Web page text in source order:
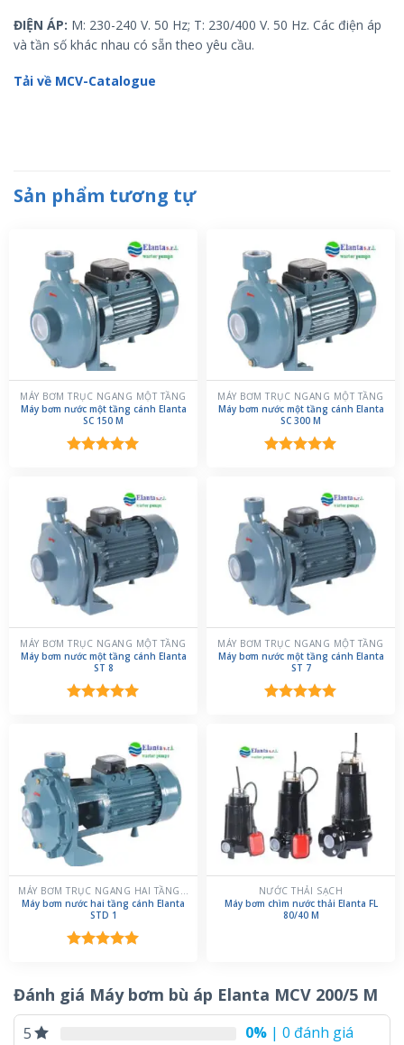
ĐIỆN ÁP: M: 230-240 V. 50 Hz; T: 230/400 V. 50 Hz. Các điện áp
và tần số khác nhau có sẵn theo yêu cầu.
Tải về MCV-Catalogue
Sản phẩm tương tự
MÁY BƠM TRỤC NGANG MỘT TẦNG
Máy bơm nước một tầng cánh Elanta
SC 150 M
MÁY BƠM TRỤC NGANG MỘT TẦNG
Máy bơm nước một tầng cánh Elanta
SC 300 M
MÁY BƠM TRỤC NGANG MỘT TẦNG
Máy bơm nước một tầng cánh Elanta
ST 8
MÁY BƠM TRỤC NGANG MỘT TẦNG
Máy bơm nước một tầng cánh Elanta
ST 7
MÁY BƠM TRỤC NGANG HAI TẦNG CÁNH
Máy bơm nước hai tầng cánh Elanta
STD 1
5 sao
NƯỚC THẢI SẠCH
Máy bơm chìm nước thải Elanta FL
80/40 M
Đánh giá Máy bơm bù áp Elanta MCV 200/5 M
5 0% | 0 đánh giá